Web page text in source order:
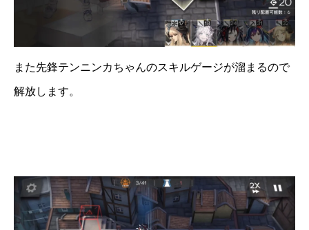
また先鋒テンニンカちゃんのスキルゲージが溜まるので
解放します。